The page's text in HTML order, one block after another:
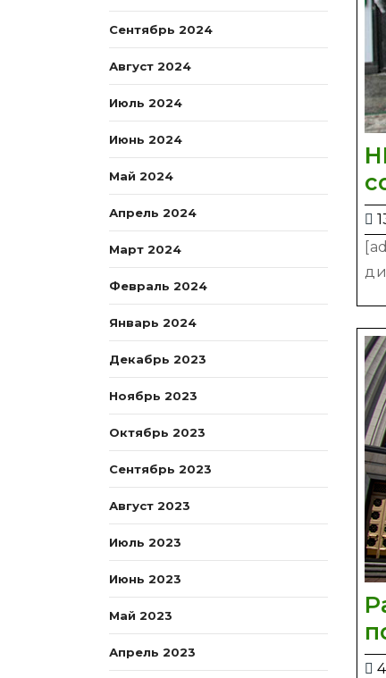
Сентябрь 2024
Август 2024
Июль 2024
Июнь 2024
Май 2024
Апрель 2024
Март 2024
Февраль 2024
Январь 2024
Декабрь 2023
Ноябрь 2023
Октябрь 2023
Сентябрь 2023
Август 2023
Июль 2023
Июнь 2023
Май 2023
Апрель 2023